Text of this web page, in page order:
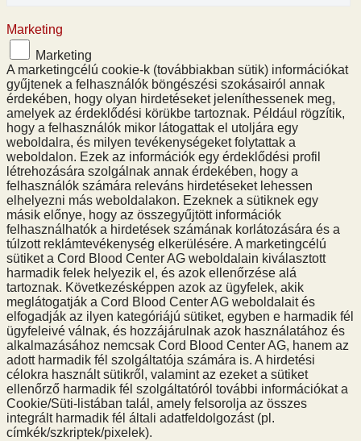
Marketing
Marketing
A marketingcélú cookie-k (továbbiakban sütik) információkat
gyűjtenek a felhasználók böngészési szokásairól annak
érdekében, hogy olyan hirdetéseket jeleníthessenek meg,
amelyek az érdeklődési körükbe tartoznak. Például rögzítik,
hogy a felhasználók mikor látogattak el utoljára egy
weboldalra, és milyen tevékenységeket folytattak a
weboldalon. Ezek az információk egy érdeklődési profil
létrehozására szolgálnak annak érdekében, hogy a
felhasználók számára releváns hirdetéseket lehessen
elhelyezni más weboldalakon. Ezeknek a sütiknek egy
másik előnye, hogy az összegyűjtött információk
felhasználhatók a hirdetések számának korlátozására és a
túlzott reklámtevékenység elkerülésére. A marketingcélú
sütiket a Cord Blood Center AG weboldalain kiválasztott
harmadik felek helyezik el, és azok ellenőrzése alá
tartoznak. Következésképpen azok az ügyfelek, akik
meglátogatják a Cord Blood Center AG weboldalait és
elfogadják az ilyen kategóriájú sütiket, egyben e harmadik fél
ügyfeleivé válnak, és hozzájárulnak azok használatához és
alkalmazásához nemcsak Cord Blood Center AG, hanem az
adott harmadik fél szolgáltatója számára is. A hirdetési
célokra használt sütikről, valamint az ezeket a sütiket
ellenőrző harmadik fél szolgáltatóról további információkat a
Cookie/Süti-listában talál, amely felsorolja az összes
integrált harmadik fél általi adatfeldolgozást (pl.
címkék/szkriptek/pixelek).